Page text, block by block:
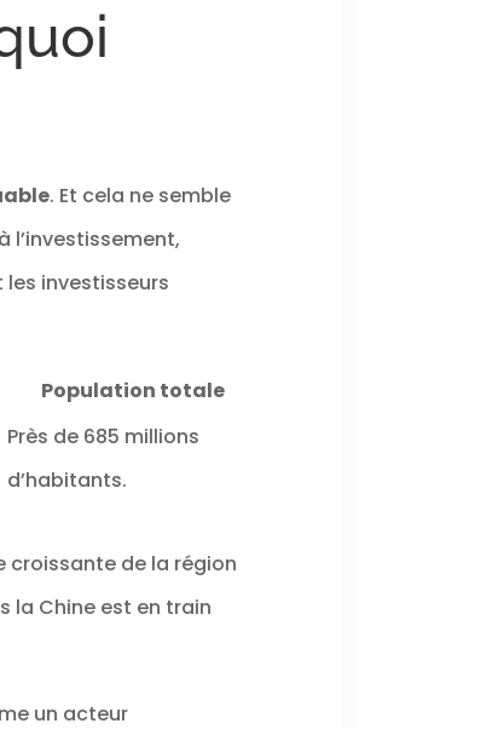
. Et cela ne semble
l’investissement,
investisseurs
Population totale
Près de 685 millions
d’habitants.
croissante de la région
la Chine est en train
un acteur